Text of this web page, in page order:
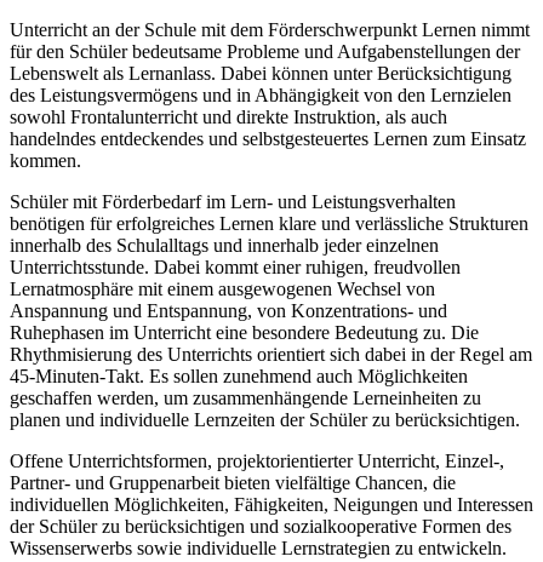
Unterricht an der Schule mit dem Förderschwerpunkt Lernen nimmt
für den Schüler bedeutsame Probleme und Aufgabenstellungen der
Lebenswelt als Lernanlass. Dabei können unter Berücksichtigung
des Leistungsvermögens und in Abhängigkeit von den Lernzielen
sowohl Frontalunterricht und direkte Instruktion, als auch
handelndes entdeckendes und selbstgesteuertes Lernen zum Einsatz
kommen.
Schüler mit Förderbedarf im Lern- und Leistungsverhalten
benötigen für erfolgreiches Lernen klare und verlässliche Strukturen
innerhalb des Schulalltags und innerhalb jeder einzelnen
Unterrichtsstunde. Dabei kommt einer ruhigen, freudvollen
Lernatmosphäre mit einem ausgewogenen Wechsel von
Anspannung und Entspannung, von Konzentrations- und
Ruhephasen im Unterricht eine besondere Bedeutung zu. Die
Rhythmisierung des Unterrichts orientiert sich dabei in der Regel am
45-Minuten-Takt. Es sollen zunehmend auch Möglichkeiten
geschaffen werden, um zusammenhängende Lerneinheiten zu
planen und individuelle Lernzeiten der Schüler zu berücksichtigen.
Offene Unterrichtsformen, projektorientierter Unterricht, Einzel-,
Partner- und Gruppenarbeit bieten vielfältige Chancen, die
individuellen Möglichkeiten, Fähigkeiten, Neigungen und Interessen
der Schüler zu berücksichtigen und sozialkooperative Formen des
Wissenserwerbs sowie individuelle Lernstrategien zu entwickeln.